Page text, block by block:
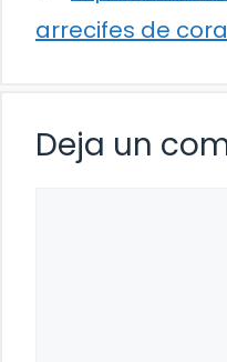
arrecifes de
Deja un